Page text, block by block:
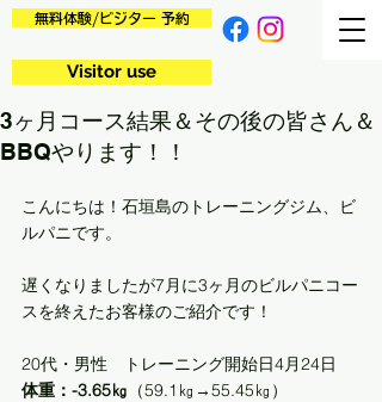
無料体験/ビジター 予約
Visitor use
3ヶ月コース結果＆その後の皆さん＆
BBQやります！！
こんにちは！石垣島のトレーニングジム、ビ
ルパニです。
遅くなりましたが7月に3ヶ月のビルパニコー
スを終えたお客様のご紹介です！
20代・男性　トレーニング開始日4月24日
体重：-3.65㎏ （59.1㎏→55.45㎏）